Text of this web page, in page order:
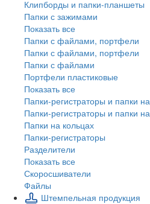
Клипборды и папки-планшеты
Папки с зажимами
Показать все
Папки с файлами, портфели
Папки с файлами, портфели
Папки с файлами
Портфели пластиковые
Показать все
Папки-регистраторы и папки
Папки-регистраторы и папки
Папки на кольцах
Папки-регистраторы
Разделители
Показать все
Скоросшиватели
Файлы
Штемпельная продукция